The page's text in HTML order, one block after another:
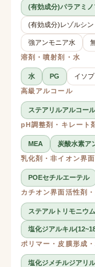
(有効成分)パラアミ
(有効成分)レゾルシン
強アンモニア水
溶剤・噴射剤・水
水 PG イソ
高級アルコール
ステアリルアルコール
pH調整剤・キレート
MEA 炭酸水素ア
乳化剤・非イオン界面
POEセチルエーテル
カチオン界面活性剤・
ステアルトリモニウ
塩化ジアルキル
ポリマー・皮膜形成・
塩化ジメチルジアリ